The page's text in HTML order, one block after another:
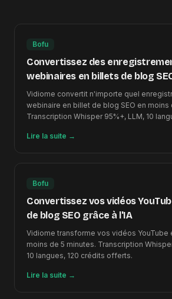
Bofu
Convertissez des
webinaires en billets de blog
Vidiome convertit n'importe quel
webinaire en billet de blog SEO en moins
Transcription Whisper 95%+, LLM, 10
Lire la suite →
Bofu
Convertissez vos vidéos
de blog SEO grâce à l'IA
Vidiome transforme vos vidéos YouTube
moins de 5 minutes. Transcription
10 langues, 120 crédits offerts.
Lire la suite →